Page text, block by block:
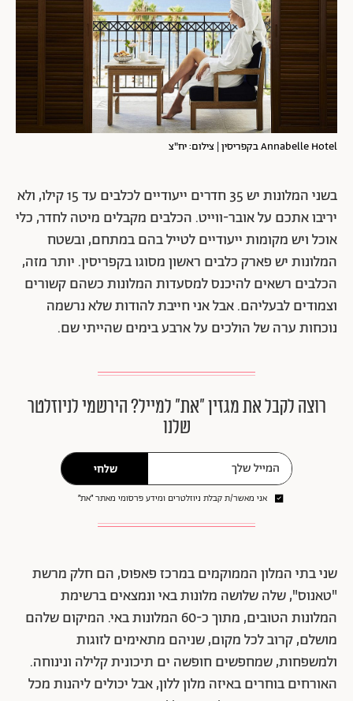
Annabelle Hotel בקפריסין | צילום: יח"צ
בשני המלונות יש 35 חדרים ייעודיים לכלבים עד 15 קילו, ולא
יריבו אתכם על אובר-ווייט. הכלבים מקבלים מיטה לחדר, כלי
אוכל ויש מקומות ייעודיים לטייל בהם במתחם, ובשטח
המלונות יש פארק כלבים ראשון מסוגו בקפריסין. יותר מזה,
הכלבים רשאים להיכנס למסעדות המלונות כשהם קשורים
וצמודים לבעליהם. אבל אני חייבת להודות שלא נרשמה
נוכחות ערה של הולכים על ארבע בימים שהייתי שם.
רוצה לקבל את מגזין ״את״ למייל? הירשמי לניוזלטר
שלנו
שלחי
אני מאשר/ת קבלת ניוזלטרים ומידע פרסומי מאתר ״את״
שני בתי המלון הממוקמים במרכז פאפוס, הם חלק מרשת
"טאנוס", שלה שלושה מלונות באי ונמצאים ברשימת
המלונות הטובים, מתוך כ-60 המלונות באי. המיקום שלהם
מושלם, קרוב לכל מקום, שניהם מתאימים לזוגות
ולמשפחות, שמחפשים חופשה ים תיכונית קלילה ונינוחה.
האורחים בוחרים באיזה מלון ללון, אבל יכולים ליהנות מכל